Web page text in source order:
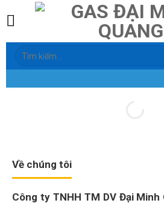
to
content
Tìm
Về chúng tôi
Công ty TNHH TM DV Đại Minh